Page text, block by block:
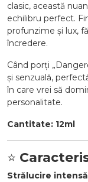
clasic, această
echilibru perfect.
profunzime și lux,
încredere.
Când porți
și senzuală,
în care vrei să
personalitate.
Cantitate: 12ml
⭐
Strălucire